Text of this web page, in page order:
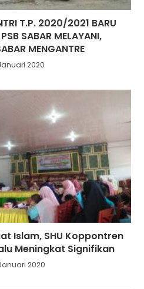
T.P. 2020/2021 BARU
SABAR MELAYANI,
MENGANTRE
2020
Islam, SHU Koppontren
Meningkat Signifikan
2020